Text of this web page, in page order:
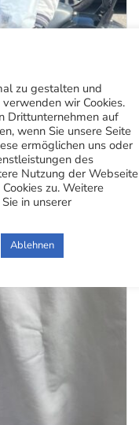
Trieb mit
zu gestalten und
wir Cookies.
Drittunternehmen auf
wenn Sie unsere Seite
ermöglichen uns oder
des
Nutzung der Webseite
zu. Weitere
in unserer
Ablehnen